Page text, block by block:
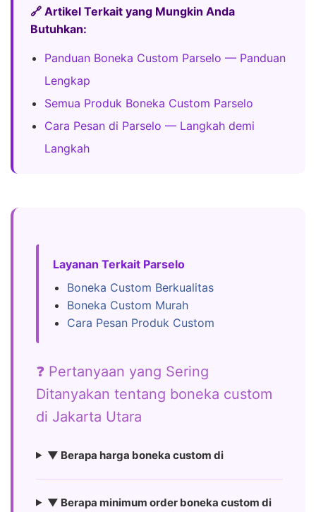
🔗 Artikel Terkait yang Mungkin Anda
Butuhkan:
Panduan Boneka Custom Parselo — Panduan
Lengkap
Semua Produk Boneka Custom Parselo
Cara Pesan di Parselo — Langkah demi
Langkah
Layanan Terkait Parselo
Boneka Custom Berkualitas
Boneka Custom Murah
Cara Pesan Produk Custom
❓ Pertanyaan yang Sering
Ditanyakan tentang boneka custom
di Jakarta Utara
▼ Berapa harga boneka custom di
▼ Berapa minimum order boneka custom di